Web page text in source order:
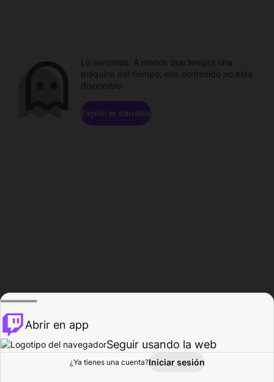
Explorar Actividad
Lo sentimos. A menos que tengas una
máquina del tiempo, ese contenido no está
disponible.
Explorar canales
Abrir en app
Seguir usando la web
¿Ya tienes una cuenta?Iniciar sesión